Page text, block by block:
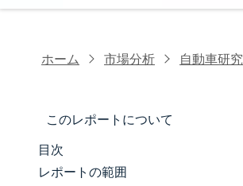
ホーム 市場分析 自動車研究
このレポートについて
市場規模とシェア
目次
レポートの範囲